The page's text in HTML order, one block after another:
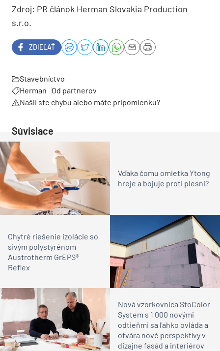
Zdroj: PR článok Herman Slovakia Production
s.r.o.
ZDIEĽAŤ
Stavebníctvo
Herman
Od partnerov
Našli ste chybu alebo máte pripomienku?
Súvisiace
Vďaka čomu omietka Ytong
hreje a bojuje proti plesni?
Chytré riešenie izolácie so
sivým polystyrénom
Austrotherm GrEPS®
Reflex
Nová vzorkovnica StoColor
System s 1 000 novými
odtieňmi sa ľahko ovláda a
otvára nové perspektívy v
dizajne fasád a interiérov